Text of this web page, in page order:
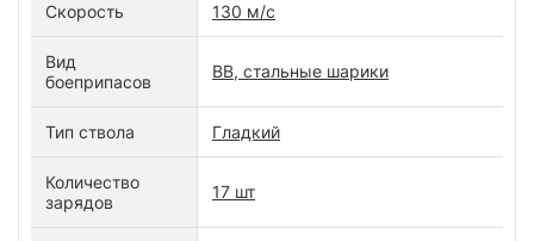
Скорость 130 м/с
Вид
боеприпасов
BB, стальные шарики
Тип ствола Гладкий
Количество
зарядов
17 шт